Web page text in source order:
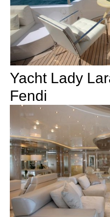
Yacht Lady
Fendi